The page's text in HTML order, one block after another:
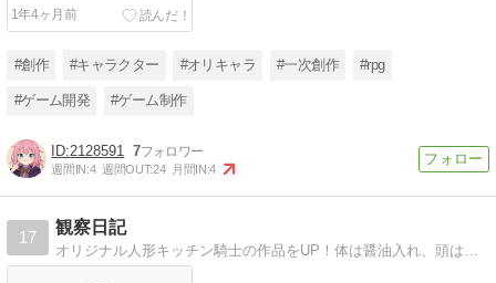
1年4ヶ月前
#創作 #キャラクター #オリキャラ #一次創作 #rpg
#ゲーム開発 #ゲーム制作
2128591 7
週間IN:4 週間OUT:24 月間IN:4
17
観察日記
オリジナル人形キッチン騎士の作品をUP！体は醤油入れ、頭は指サックのオリジナル人形キッチン騎士の日々をUP!